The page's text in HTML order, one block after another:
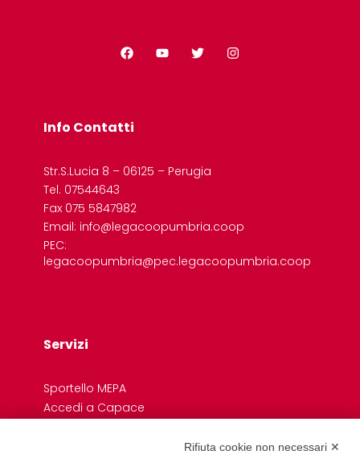
Info Contatti
Str.S.Lucia 8 – 06125 – Perugia
Tel. 07544643
Fax 075 5847982
Email: info@legacoopumbria.coop
PEC:
legacoopumbria@pec.legacoopumbria.coop
Servizi
Sportello MEPA
Accedi a Capace
Rifiuta cookie non necessari ✕